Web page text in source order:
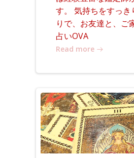
す。 気持ちをすっ
りで、お友達と、ご
占いOVA
Read more